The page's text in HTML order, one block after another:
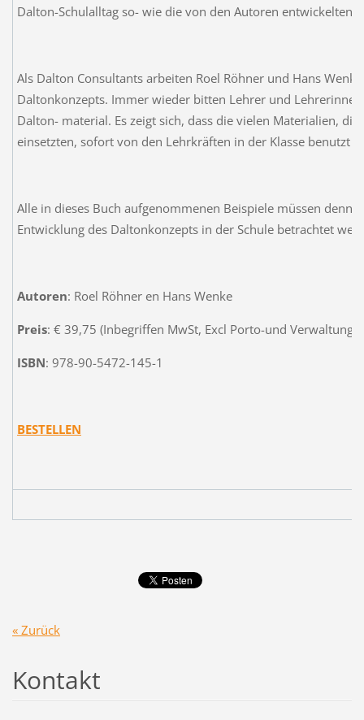
Dalton-Schulalltag so- wie die von den Autoren entwickelten
Als Dalton Consultants arbeiten Roel Röhner und Hans
Daltonkonzepts. Immer wieder bitten Lehrer und
Dalton- material. Es zeigt sich, dass die vielen Materialien,
einsetzten, sofort von den Lehrkräften in der Klasse benutzt
Alle in dieses Buch aufgenommenen Beispiele müssen
Entwicklung des Daltonkonzepts in der Schule betrachtet
Autoren: Roel Röhner en Hans Wenke
Preis: € 39,75 (Inbegriffen MwSt, Excl Porto-und
ISBN: 978-90-5472-145-1
BESTELLEN
« Zurück
Kontakt